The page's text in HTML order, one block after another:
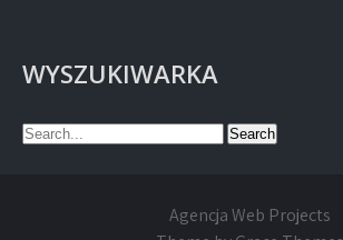
WYSZUKIWARKA
Agencja Web Projects